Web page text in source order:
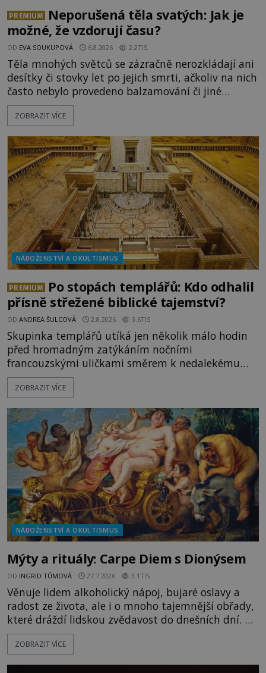
PREMIUM
Neporušená těla svatých: Jak je
možné, že vzdorují času?
OD EVA SOUKUPOVÁ 6.8.2026 2.2TIS
Těla mnohých světců se zázračně nerozkládají ani
desítky či stovky let po jejich smrti, ačkoliv na nich
často nebylo provedeno balzamování či jiné
pokusy o konzervaci. Neporušené ostatky bývají
považovány za důkaz svatosti zemřelých. Jaké
osobností ochraňují? Na hřbitově u kláštera
Milosrdných
ZOBRAZIT VÍCE
NÁBOŽENSTVÍ A OKULTISMUS
PREMIUM
Po stopách templářů: Kdo odhalil
přísně střežené biblické tajemství?
OD ANDREA ŠULCOVÁ 2.8.2026 3.6TIS
Skupinka templářů utíká jen několik málo hodin
před hromadným zatýkáním nočními
francouzskými uličkami směrem k nedalekému
přístavu. Jeden z nich má přes ramena ranec s
tajemným obsahem. Kapitán lodi už na ně čeká.
vyplouváme,“ sdělí jim. „Kam máme namířeno,
kapitáne?“ zeptá se ho jeden z templářů. „Do Sk
ZOBRAZIT VÍCE
NÁBOŽENSTVÍ A OKULTISMUS
Mýty a rituály: Carpe Diem s Dionýsem
OD INGRID TŮMOVÁ 27.7.2026 3.1TIS
Věnuje lidem alkoholický nápoj, bujaré oslavy a
radost ze života, ale i o mnoho tajemnější obřady,
které dráždí lidskou zvědavost do dnešních dní. Co
doopravdy představuje bůh, jemuž Římané říkají
Bakchus? Mytologický příběh řeckého boha
ZOBRAZIT VÍCE